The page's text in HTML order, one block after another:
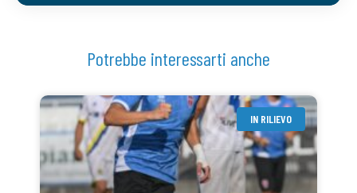
Potrebbe interessarti anche
IN RILIEVO